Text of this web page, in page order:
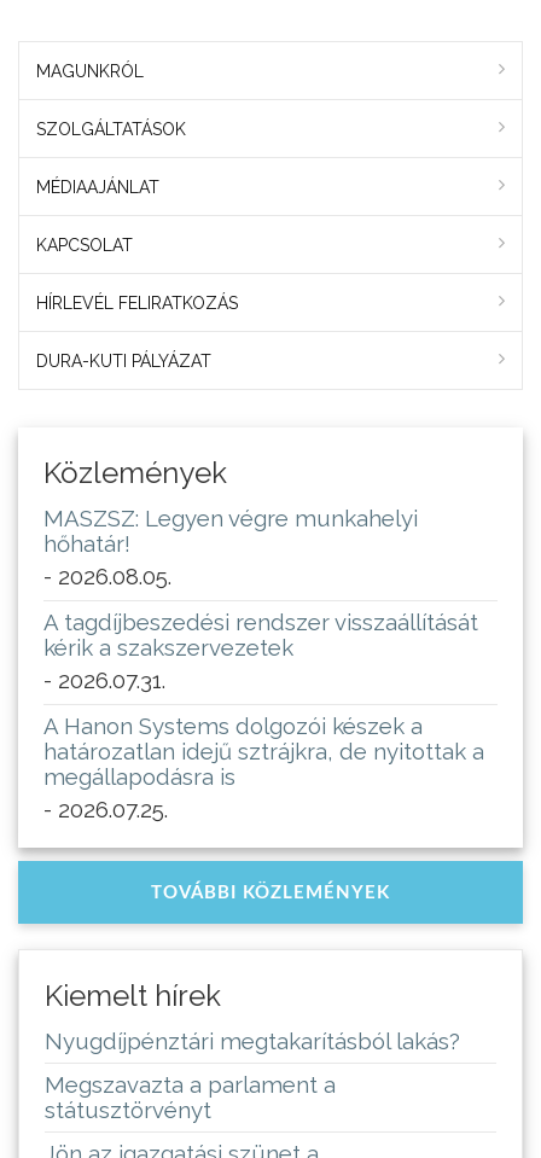
MAGUNKRÓL
SZOLGÁLTATÁSOK
MÉDIAAJÁNLAT
KAPCSOLAT
HÍRLEVÉL FELIRATKOZÁS
DURA-KUTI PÁLYÁZAT
Közlemények
MASZSZ: Legyen végre munkahelyi
hőhatár!
- 2026.08.05.
A tagdíjbeszedési rendszer visszaállítását
kérik a szakszervezetek
- 2026.07.31.
A Hanon Systems dolgozói készek a
határozatlan idejű sztrájkra, de nyitottak a
megállapodásra is
- 2026.07.25.
TOVÁBBI KÖZLEMÉNYEK
Kiemelt hírek
Nyugdíjpénztári megtakarításból lakás?
Megszavazta a parlament a
státusztörvényt